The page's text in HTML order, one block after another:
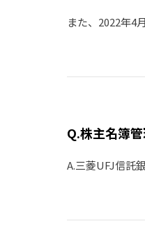
また、2022年4
Q.株主名簿管
A.三菱UFJ信託